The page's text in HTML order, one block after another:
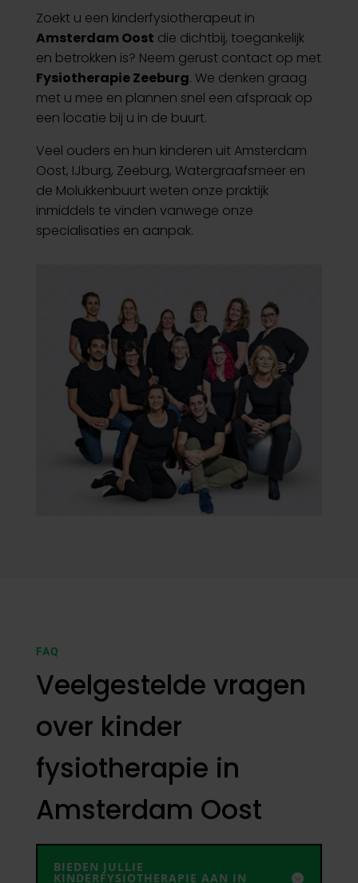
Zoekt u een kinderfysiotherapeut in
Amsterdam Oost die dichtbij, toegankelijk
en betrokken is? Neem gerust contact op met
Fysiotherapie Zeeburg. We denken graag
met u mee en plannen snel een afspraak op
een locatie bij u in de buurt.
Veel ouders en hun kinderen uit Amsterdam
Oost, IJburg, Zeeburg, Watergraafsmeer en
de Molukkenbuurt weten onze praktijk
inmiddels te vinden vanwege onze
specialisaties en aanpak.
FAQ
Veelgestelde vragen
over kinder
fysiotherapie in
Amsterdam Oost
BIEDEN JULLIE
KINDERFYSIOTHERAPIE AAN IN